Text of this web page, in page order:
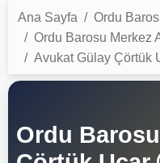
Ana Sayfa
Ordu
Ordu Barosu Merkez
Avukat Gülay Çörtük
Ordu